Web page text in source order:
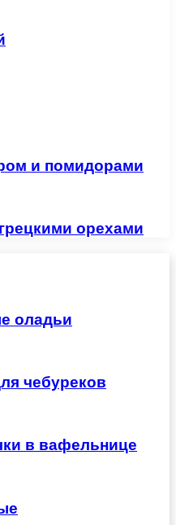
и помидорами
орехами
оладьи
чебуреков
в вафельнице